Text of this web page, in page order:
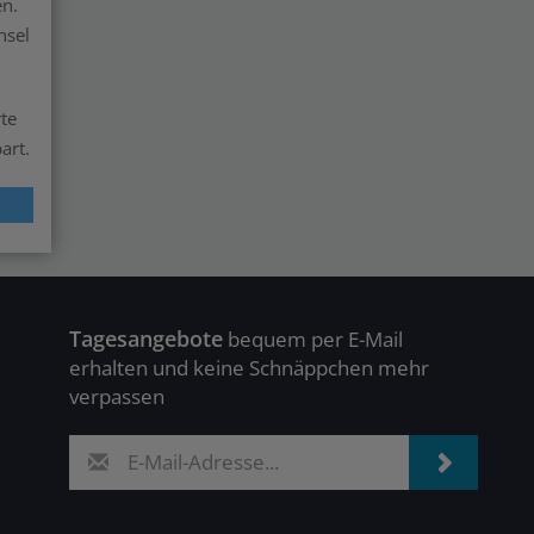
Tagesangebotebequem per E-Mail
erhalten und keine Schnäppchen mehr
verpassen